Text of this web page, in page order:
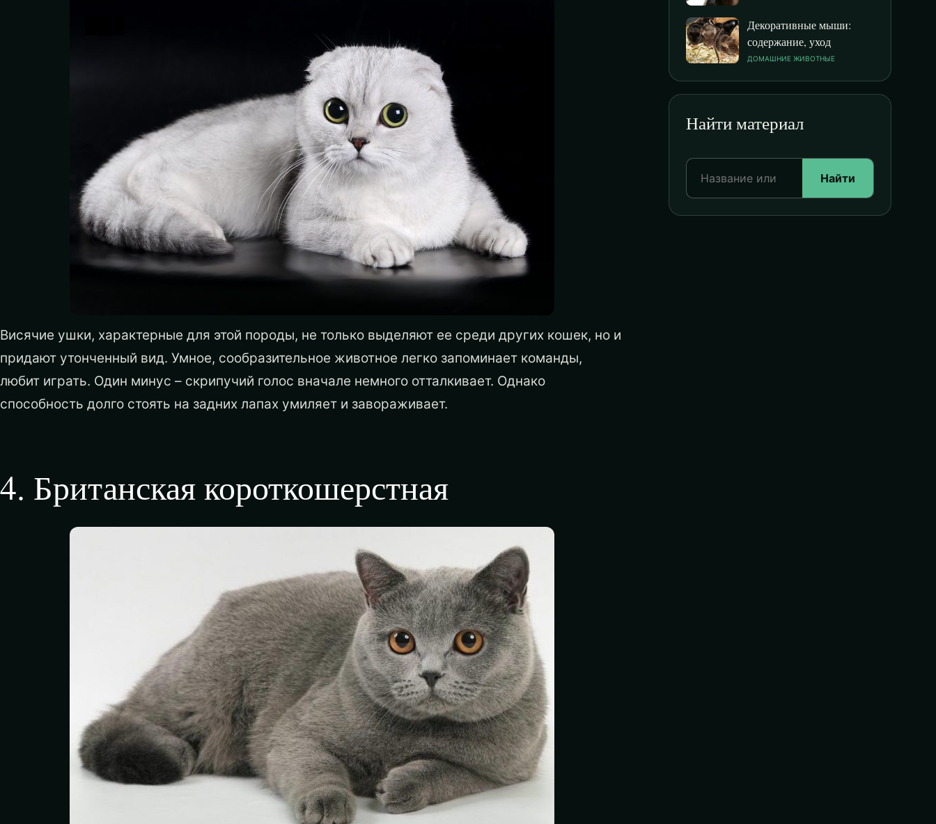
Висячие ушки, характерные для этой породы, не только выделяют ее среди других кошек, но и
придают утонченный вид. Умное, сообразительное животное легко запоминает команды,
любит играть. Один минус – скрипучий голос вначале немного отталкивает. Однако
способность долго стоять на задних лапах умиляет и завораживает.
4. Британская короткошерстная
Декоративные мыши:
содержание, уход
ДОМАШНИЕ ЖИВОТНЫЕ
Найти материал
Найти